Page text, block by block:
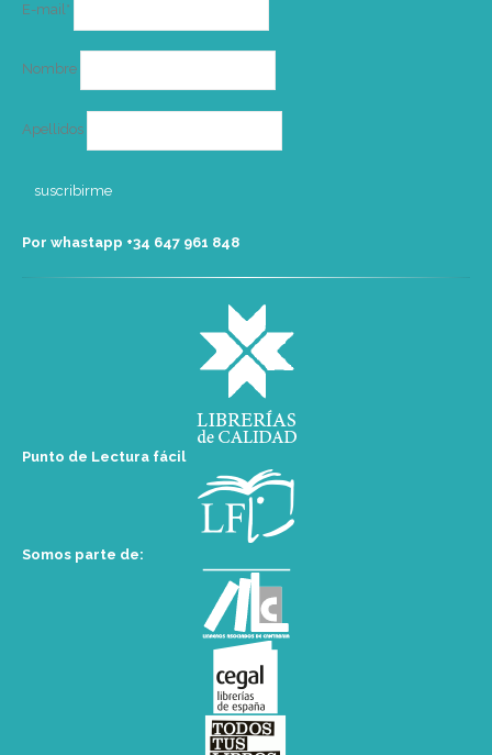
E-mail*
Nombre
Apellidos
Por whastapp +34 ‭647 961 848‬
Punto de Lectura fácil
Somos parte de: